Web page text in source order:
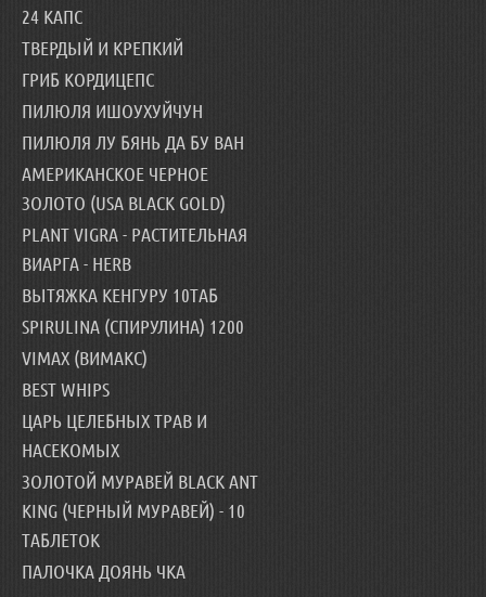
24 КАПС
ТВЕРДЫЙ И КРЕПКИЙ
ГРИБ КОРДИЦЕПС
ПИЛЮЛЯ ИШОУХУЙЧУН
ПИЛЮЛЯ ЛУ БЯНЬ ДА БУ ВАН
АМЕРИКАНСКОЕ ЧЕРНОЕ
ЗОЛОТО (USA BLACK GOLD)
PLANT VIGRA - РАСТИТЕЛЬНАЯ
ВИАРГА - HERB
ВЫТЯЖКА КЕНГУРУ 10ТАБ
SPIRULINA (СПИРУЛИНА) 1200
VIMAX (ВИМАКС)
BEST WHIPS
ЦАРЬ ЦЕЛЕБНЫХ ТРАВ И
НАСЕКОМЫХ
ЗОЛОТОЙ МУРАВЕЙ BLACK ANT
KING (ЧЕРНЫЙ МУРАВЕЙ) - 10
ТАБЛЕТОК
ПАЛОЧКА ДОЯНЬ ЧКА